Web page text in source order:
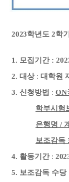
2023학년도 2학
1. 모집기간 :
2. 대상 : 대학원
3. 신청방법 : ON
학부시험
은행명 /
보조감독
4. 활동기간 :
5. 보조감독 수당